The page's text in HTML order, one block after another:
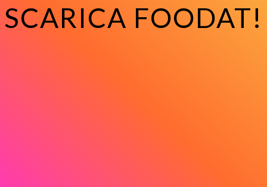
SCARICA FOODAT!